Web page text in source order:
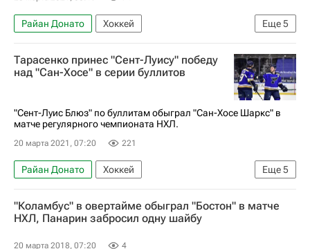
Еще5
Райан Донато
Хоккей
Национальная хоккейная лига (НХЛ)
Сан-Хосе Шаркс
Лос-Анджелес Кингз
Тарасенко принес "Сент-Луису" победу
над "Сан-Хосе" в серии буллитов
"Сент-Луис Блюз" по буллитам обыграл "Сан-Хосе Шаркс" в
матче регулярного чемпионата НХЛ.
20 марта 2021, 07:20 221
Еще5
Райан Донато
Хоккей
Владимир Тарасенко
Национальная хоккейная лига (НХЛ)
"Коламбус" в овертайме обыграл "Бостон" в матче
НХЛ, Панарин забросил одну шайбу
20 марта 2018, 07:20 4